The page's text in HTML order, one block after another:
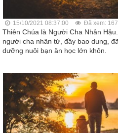
15/10/2021 08:37:00 Đã xem:
Thiên Chúa là Người Cha Nhân
người cha nhân từ, đầy bao dung,
dưỡng nuôi bạn ăn học lớn khôn.